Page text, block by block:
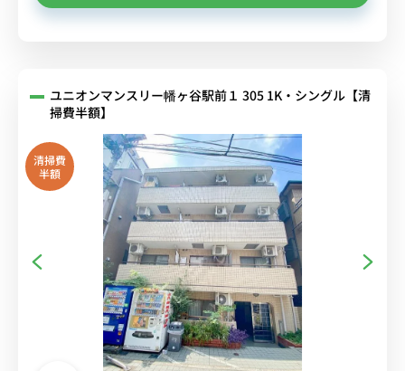
ユニオンマンスリー幡ヶ谷駅前１ 305 1K・シングル【清
掃費半額】
清掃費
半額